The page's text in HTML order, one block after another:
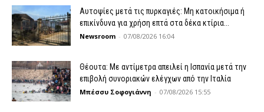
Αυτοψίες μετά τις πυρκαγιές: Μη κατοικήσιμα ή
επικίνδυνα για χρήση επτά στα δέκα κτίρια...
Newsroom - 07/08/2026 16:04
Θέουτα: Με αντίμετρα απειλεί η Ισπανία μετά την
επιβολή συνοριακών ελέγχων από την Ιταλία
Μπέσσυ Σοφογιάννη - 07/08/2026 15:55